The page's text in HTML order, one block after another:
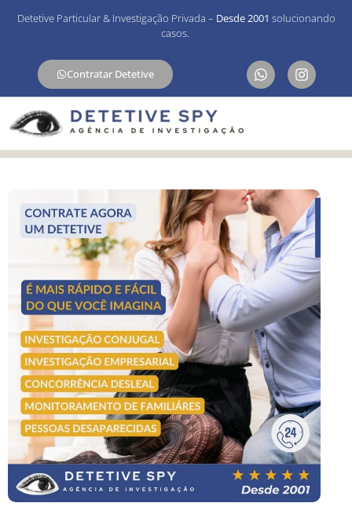
Detetive Particular & Investigação Privada – Desde 2001 solucionando
casos.
Contratar Detetive